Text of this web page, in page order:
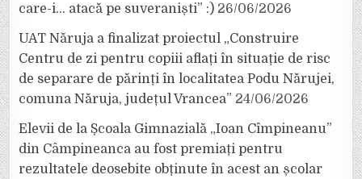
care-i… atacă pe suveraniști” :) 26/06/2026
UAT Năruja a finalizat proiectul „Construire
Centru de zi pentru copiii aflați în situație de risc
de separare de părinți în localitatea Podu Nărujei,
comuna Năruja, județul Vrancea” 24/06/2026
Elevii de la Școala Gimnazială „Ioan Cîmpineanu”
din Câmpineanca au fost premiați pentru
rezultatele deosebite obținute în acest an școlar